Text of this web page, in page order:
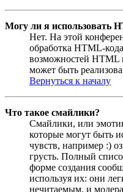
Могу ли я использовать
Нет. На этой
обработка HTML-
возможностей
может быть
Вернуться к началу
Что такое смайлики?
Смайлики, или
которые могут быть
чувств, например :)
грусть. Полный
форме создания
используя их: они
нечитаемым, и